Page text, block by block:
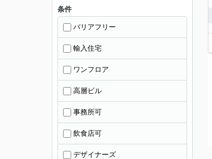
条件
バリアフリー
輸入住宅
ワンフロア
高層ビル
事務所可
飲食店可
デザイナーズ